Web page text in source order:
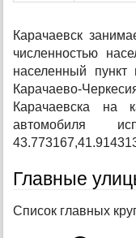
Карачаевск
численностью
населенный
Карачаево-
Карачаевска на
автомобиля
Главные
Список главных